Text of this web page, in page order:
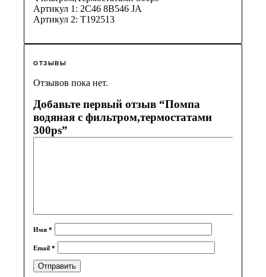
Артикул 1: 2C46 8B546 JA
Артикул 2: T192513
ОТЗЫВЫ
Отзывов пока нет.
Добавьте первый отзыв “Помпа
водяная с фильтром,термостатами
300ps”
Имя*
Email*